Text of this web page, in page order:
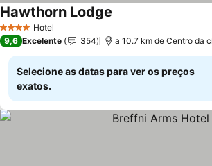
4 EstrelasHotel
Hawthorn Lodge
9,6 Excelente 354 a 10.7 km de Centro da
Selecione as datas para ver os preços
exatos.